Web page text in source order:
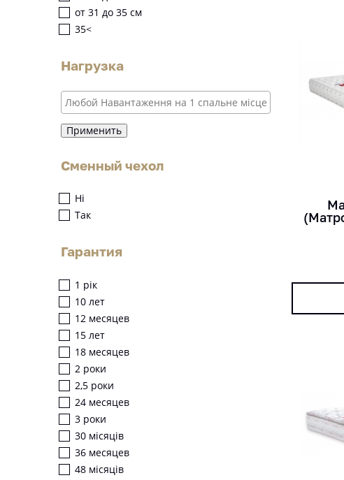
от 31 до 35 см
35<
Нагрузка
Применить
Сменный чехол
Ні
Так
Гарантия
1 рік
10 лет
12 месяцев
15 лет
18 месяцев
2 роки
2,5 роки
24 месяцев
3 роки
30 місяців
36 месяцев
48 місяців